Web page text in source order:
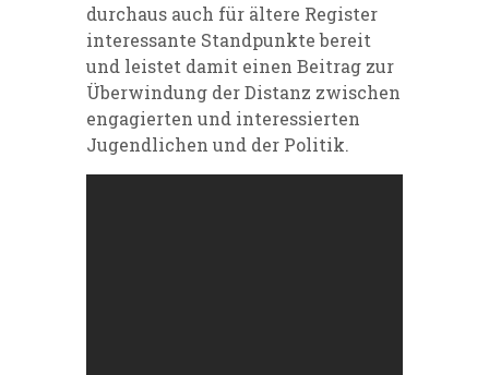
durchaus auch für ältere Register
interessante Standpunkte bereit
und leistet damit einen Beitrag zur
Überwindung der Distanz zwischen
engagierten und interessierten
Jugendlichen und der Politik.